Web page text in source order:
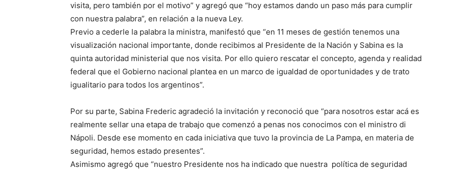
visita, pero también por el motivo” y agregó que “hoy estamos dando un paso más para cumplir
con nuestra palabra”, en relación a la nueva Ley.
Previo a cederle la palabra la ministra, manifestó que “en 11 meses de gestión tenemos una
visualización nacional importante, donde recibimos al Presidente de la Nación y Sabina es la
quinta autoridad ministerial que nos visita. Por ello quiero rescatar el concepto, agenda y realidad
federal que el Gobierno nacional plantea en un marco de igualdad de oportunidades y de trato
igualitario para todos los argentinos”.
Por su parte, Sabina Frederic agradeció la invitación y reconoció que “para nosotros estar acá es
realmente sellar una etapa de trabajo que comenzó a penas nos conocimos con el ministro di
Nápoli. Desde ese momento en cada iniciativa que tuvo la provincia de La Pampa, en materia de
seguridad, hemos estado presentes”.
Asimismo agregó que “nuestro Presidente nos ha indicado que nuestra política de seguridad